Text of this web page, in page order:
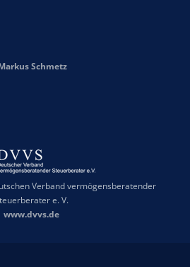
Schmetz
Verband vermögensberatender
e. V.
www.dvvs.de